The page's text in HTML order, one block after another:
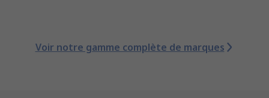
Voir notre gamme complète de marques